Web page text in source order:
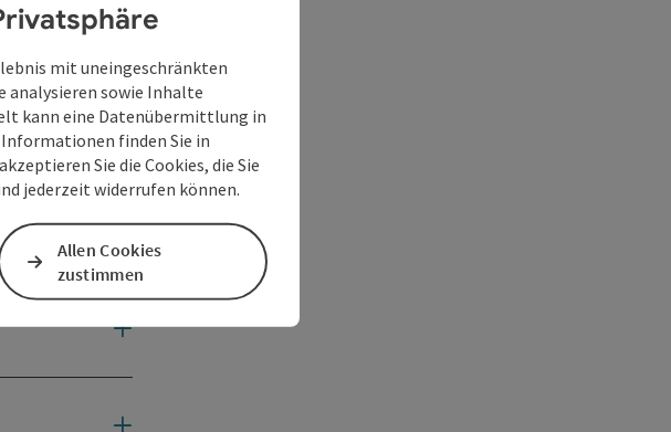
mit uneingeschränkten
analysieren sowie Inhalte
kann eine Datenübermittlung in
finden Sie in
Sie die Cookies, die Sie
jederzeit widerrufen können.
Allen Cookies
zustimmen